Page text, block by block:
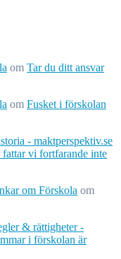
om Tar du ditt ansvar
om Fusket i förskolan
- maktperspektiv.se
vi fortfarande inte
om Förskola om
& rättigheter -
i förskolan är